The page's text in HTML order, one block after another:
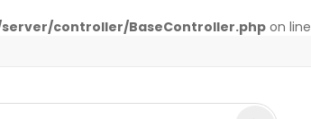
controller/BaseController.php on line